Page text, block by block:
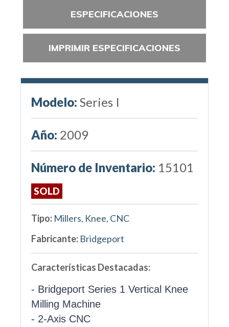
ESPECIFICACIONES
IMPRIMIR ESPECIFICACIONES
Modelo: Series I
Año: 2009
Número de Inventario: 15101
SOLD
Tipo: Millers, Knee, CNC
Fabricante: Bridgeport
Características Destacadas:
- Bridgeport Series 1 Vertical Knee
Milling Machine
- 2-Axis CNC